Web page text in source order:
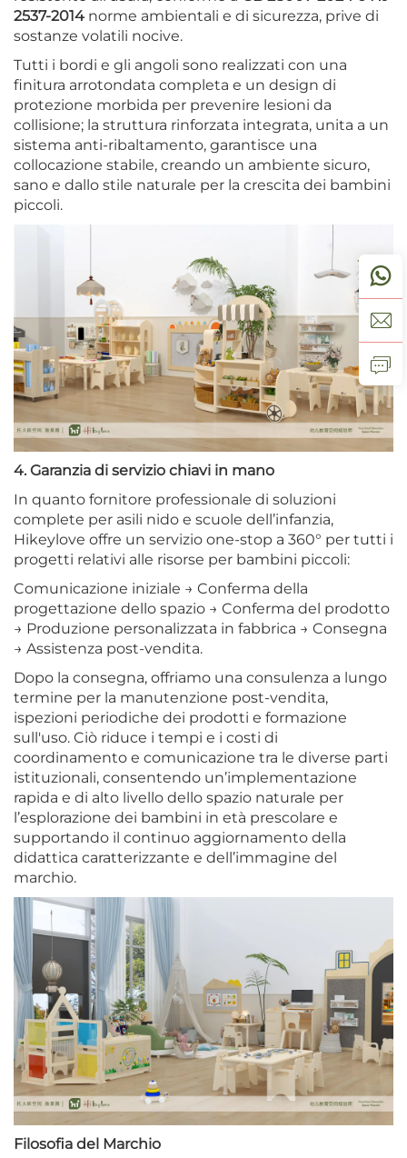
2537-2014 norme ambientali e di sicurezza, prive di
sostanze volatili nocive.
Tutti i bordi e gli angoli sono realizzati con una
finitura arrotondata completa e un design di
protezione morbida per prevenire lesioni da
collisione; la struttura rinforzata integrata, unita a un
sistema anti-ribaltamento, garantisce una
collocazione stabile, creando un ambiente sicuro,
sano e dallo stile naturale per la crescita dei bambini
piccoli.
4. Garanzia di servizio chiavi in mano
In quanto fornitore professionale di soluzioni
complete per asili nido e scuole dell’infanzia,
Hikeylove offre un servizio one-stop a 360° per tutti i
progetti relativi alle risorse per bambini piccoli:
Comunicazione iniziale → Conferma della
progettazione dello spazio → Conferma del prodotto
→ Produzione personalizzata in fabbrica → Consegna
→ Assistenza post-vendita.
Dopo la consegna, offriamo una consulenza a lungo
termine per la manutenzione post-vendita,
ispezioni periodiche dei prodotti e formazione
sull'uso. Ciò riduce i tempi e i costi di
coordinamento e comunicazione tra le diverse parti
istituzionali, consentendo un’implementazione
rapida e di alto livello dello spazio naturale per
l’esplorazione dei bambini in età prescolare e
supportando il continuo aggiornamento della
didattica caratterizzante e dell’immagine del
marchio.
Filosofia del Marchio